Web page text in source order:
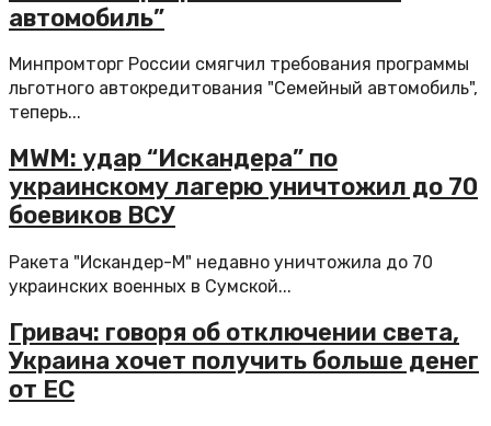
автомобиль”
Минпромторг России смягчил требования программы
льготного автокредитования "Семейный автомобиль",
теперь...
MWM: удар “Искандера” по
украинскому лагерю уничтожил до 70
боевиков ВСУ
Ракета "Искандер-М" недавно уничтожила до 70
украинских военных в Сумской...
Гривач: говоря об отключении света,
Украина хочет получить больше денег
от ЕС